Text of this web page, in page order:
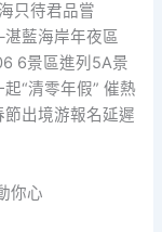
只待君品嘗
藍海岸年夜區
6景區進列5A景
“清零年假” 催熱
出境游報名延遲
你心